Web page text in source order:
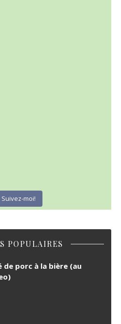
Suivez-moi!
POPULAIRES
de porc à la bière (au